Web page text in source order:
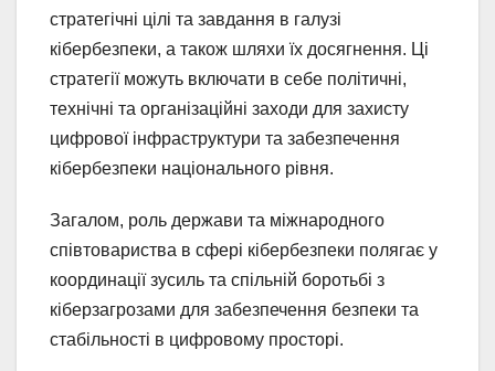
стратегічні цілі та завдання в галузі
кібербезпеки, а також шляхи їх досягнення. Ці
стратегії можуть включати в себе політичні,
технічні та організаційні заходи для захисту
цифрової інфраструктури та забезпечення
кібербезпеки національного рівня.
Загалом, роль держави та міжнародного
співтовариства в сфері кібербезпеки полягає у
координації зусиль та спільній боротьбі з
кіберзагрозами для забезпечення безпеки та
стабільності в цифровому просторі.